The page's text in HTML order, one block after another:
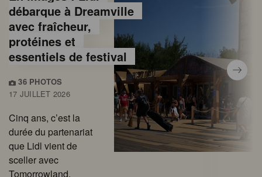
débarque à Dreamville
avec fraîcheur,
protéines et
essentiels de festival
36 PHOTOS
17 JUILLET 2026
Cinq ans, c’est la
durée du partenariat
que Lidl vient de
sceller avec
Tomorrowland.